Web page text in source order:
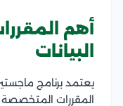
أهم
البيانات
يعتمد برنامج
المقررات